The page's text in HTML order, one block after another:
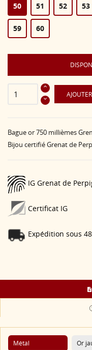
50 51 52 53
59 60
Bague or 750 millièmes
Bijou certifié Grenat de
IG Grenat de
Certificat IG
Expédition sous
Métal Or